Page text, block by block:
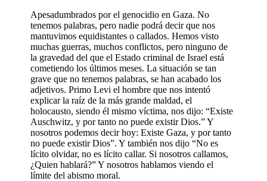
Apesadumbrados por el genocidio en Gaza. No
tenemos palabras, pero nadie podrá decir que nos
mantuvimos equidistantes o callados. Hemos visto
muchas guerras, muchos conflictos, pero ninguno de
la gravedad del que el Estado criminal de Israel está
cometiendo los últimos meses. La situación se tan
grave que no tenemos palabras, se han acabado los
adjetivos. Primo Levi el hombre que nos intentó
explicar la raíz de la más grande maldad, el
holocausto, siendo él mismo víctima, nos dijo: “Existe
Auschwitz, y por tanto no puede existir Dios.” Y
nosotros podemos decir hoy: Existe Gaza, y por tanto
no puede existir Dios”. Y también nos dijo “No es
lícito olvidar, no es lícito callar. Si nosotros callamos,
¿Quien hablará?” Y nosotros hablamos viendo el
límite del abismo moral.